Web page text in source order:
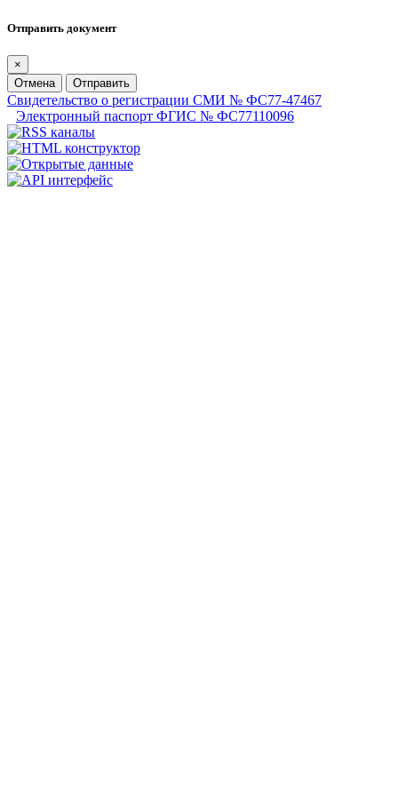
Отправить документ
×
Отмена
Отправить
Свидетельство о регистрации СМИ № ФС77-47467
Электронный паспорт ФГИС № ФС77110096